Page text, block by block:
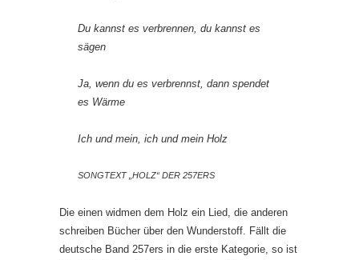
Du kannst es verbrennen, du kannst es
sägen
Ja, wenn du es verbrennst, dann spendet
es Wärme
Ich und mein, ich und mein Holz
SONGTEXT „HOLZ“ DER 257ERS
Die einen widmen dem Holz ein Lied, die anderen
schreiben Bücher über den Wunderstoff. Fällt die
deutsche Band 257ers in die erste Kategorie, so ist